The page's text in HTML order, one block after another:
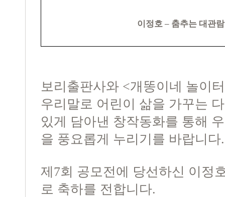
이정호 – 춤추는 대관
보리출판사와 <개똥이네 놀이
우리말로 어린이 삶을 가꾸는
있게 담아낸 창작동화를 통해
을 풍요롭게 누리기를 바랍니
제7회 공모전에 당선하신 이정
로 축하를 전합니다.